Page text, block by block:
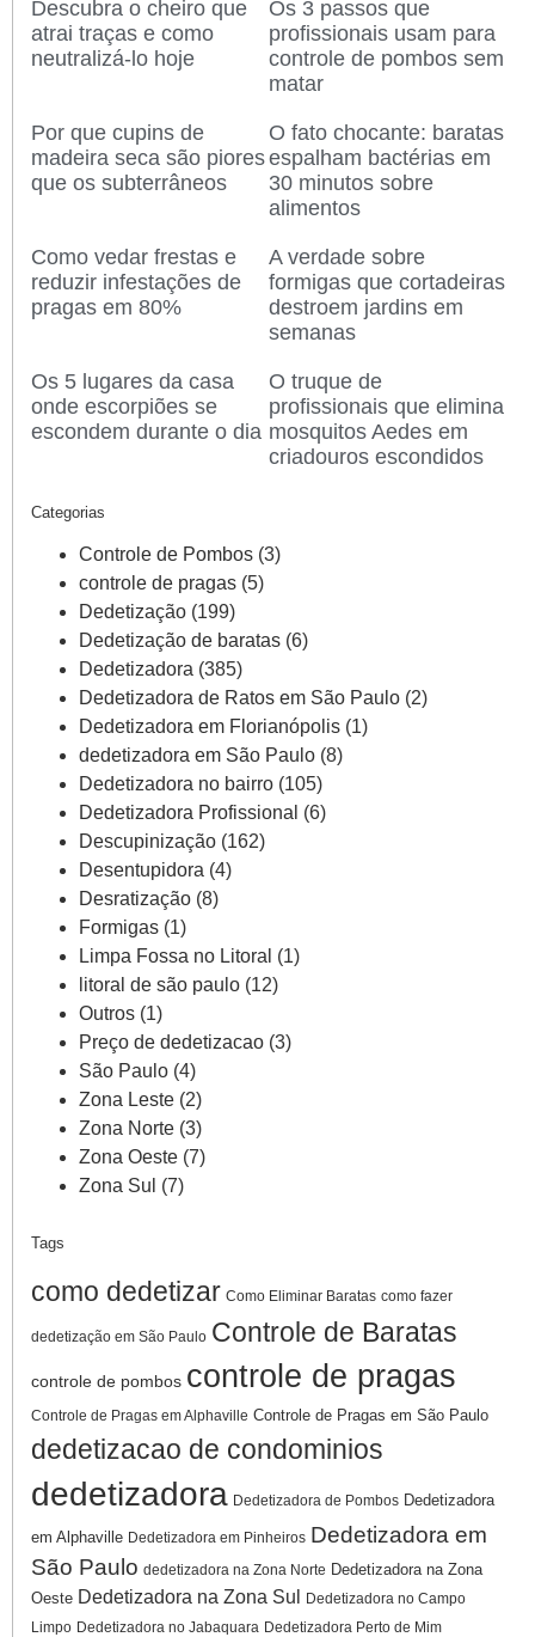
Descubra o cheiro que
atrai traças e como
neutralizá-lo hoje
Os 3 passos que
profissionais usam para
controle de pombos sem
matar
Por que cupins de
madeira seca são piores
que os subterrâneos
O fato chocante: baratas
espalham bactérias em
30 minutos sobre
alimentos
Como vedar frestas e
reduzir infestações de
pragas em 80%
A verdade sobre
formigas que cortadeiras
destroem jardins em
semanas
Os 5 lugares da casa
onde escorpiões se
escondem durante o dia
O truque de
profissionais que elimina
mosquitos Aedes em
criadouros escondidos
Categorias
Controle de Pombos (3)
controle de pragas (5)
Dedetização (199)
Dedetização de baratas (6)
Dedetizadora (385)
Dedetizadora de Ratos em São Paulo (2)
Dedetizadora em Florianópolis (1)
dedetizadora em São Paulo (8)
Dedetizadora no bairro (105)
Dedetizadora Profissional (6)
Descupinização (162)
Desentupidora (4)
Desratização (8)
Formigas (1)
Limpa Fossa no Litoral (1)
litoral de são paulo (12)
Outros (1)
Preço de dedetizacao (3)
São Paulo (4)
Zona Leste (2)
Zona Norte (3)
Zona Oeste (7)
Zona Sul (7)
Tags
como dedetizar Como Eliminar Baratas como fazer
dedetização em São Paulo Controle de Baratas
controle de pombos controle de pragas
Controle de Pragas em Alphaville Controle de Pragas em São Paulo
dedetizacao de condominios
dedetizadora Dedetizadora de Pombos Dedetizadora
em Alphaville Dedetizadora em Pinheiros Dedetizadora em
São Paulo dedetizadora na Zona Norte Dedetizadora na Zona
Oeste Dedetizadora na Zona Sul
Dedetizadora no Campo
Limpo Dedetizadora no Jabaquara Dedetizadora Perto de Mim